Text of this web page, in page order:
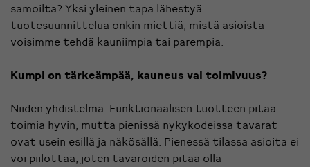
samoilta? Yksi yleinen tapa lähestyä
tuotesuunnittelua onkin miettiä, mistä asioista
voisimme tehdä kauniimpia tai parempia.
Kumpi on tärkeämpää, kauneus vai toimivuus?
Niiden yhdistelmä. Funktionaalisen tuotteen pitää
toimia hyvin, mutta pienissä nykykodeissa tavarat
ovat usein esillä ja näkösällä. Pienessä tilassa asioita ei
voi piilottaa, joten tavaroiden pitää olla